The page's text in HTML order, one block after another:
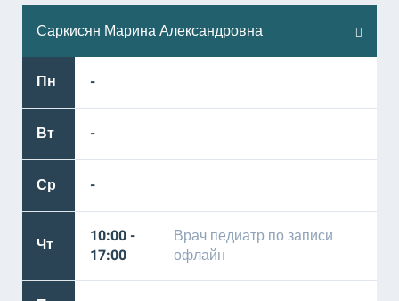
Саркисян Марина Александровна
Пн -
Вт -
Ср -
Чт
10:00 -
17:00
Врач педиатр по записи
офлайн